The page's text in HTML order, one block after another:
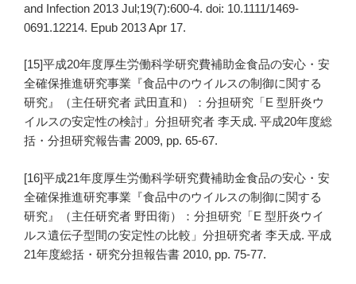
and Infection 2013 Jul;19(7):600-4. doi: 10.1111/1469-
0691.12214. Epub 2013 Apr 17.
[15]平成20年度厚生労働科学研究費補助金食品の安心・安
全確保推進研究事業『食品中のウイルスの制御に関する
研究』（主任研究者 武田直和）：分担研究「E 型肝炎ウ
イルスの安定性の検討」分担研究者 李天成. 平成20年度総
括・分担研究報告書 2009, pp. 65-67.
[16]平成21年度厚生労働科学研究費補助金食品の安心・安
全確保推進研究事業『食品中のウイルスの制御に関する
研究』（主任研究者 野田衛）：分担研究「E 型肝炎ウイ
ルス遺伝子型間の安定性の比較」分担研究者 李天成. 平成
21年度総括・研究分担報告書 2010, pp. 75-77.